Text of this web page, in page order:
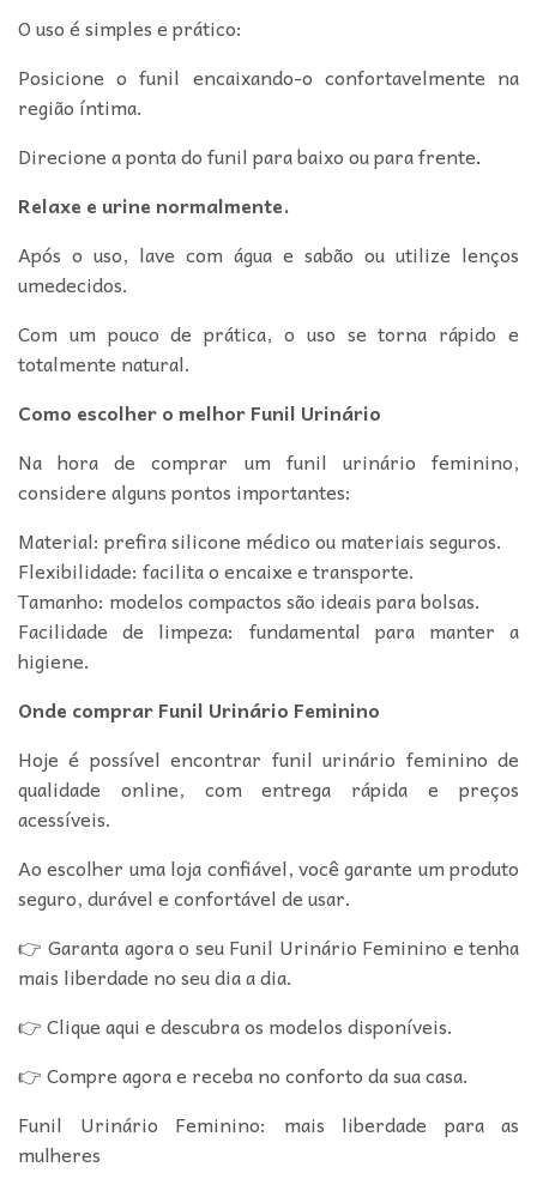
O uso é simples e prático:
Posicione o funil encaixando-o confortavelmente na
região íntima.
Direcione a ponta do funil para baixo ou para frente.
Relaxe e urine normalmente.
Após o uso, lave com água e sabão ou utilize lenços
umedecidos.
Com um pouco de prática, o uso se torna rápido e
totalmente natural.
Como escolher o melhor Funil Urinário
Na hora de comprar um funil urinário feminino,
considere alguns pontos importantes:
Material: prefira silicone médico ou materiais seguros.
Flexibilidade: facilita o encaixe e transporte.
Tamanho: modelos compactos são ideais para bolsas.
Facilidade de limpeza: fundamental para manter a
higiene.
Onde comprar Funil Urinário Feminino
Hoje é possível encontrar funil urinário feminino de
qualidade online, com entrega rápida e preços
acessíveis.
Ao escolher uma loja confiável, você garante um produto
seguro, durável e confortável de usar.
👉 Garanta agora o seu Funil Urinário Feminino e tenha
mais liberdade no seu dia a dia.
👉 Clique aqui e descubra os modelos disponíveis.
👉 Compre agora e receba no conforto da sua casa.
Funil Urinário Feminino: mais liberdade para as
mulheres